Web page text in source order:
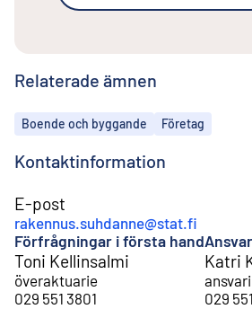
Relaterade ämnen
Ämnen
Boende och byggande Företag
Kontaktinformation
E-post
rakennus.suhdanne@stat.fi
Förfrågningar i första hand
Toni Kellinsalmi
överaktuarie
029 551 3801
Katri
029